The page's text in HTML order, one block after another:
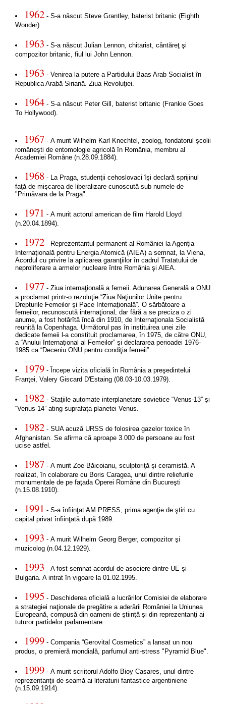
1962- S-a născut Steve Grantley, baterist britanic (Eighth
Wonder).
1963 - S-a născut Julian Lennon, chitarist, cântăreţ şi
compozitor britanic, fiul lui John Lennon.
1963 - Venirea la putere a Partidului Baas Arab Socialist în
Republica Arabă Siriană. Ziua Revoluţiei.
1964- S-a născut Peter Gill, baterist britanic (Frankie Goes
To Hollywood).
1967 - A murit Wilhelm Karl Knechtel, zoolog, fondatorul şcolii
româneşti de entomologie agricolă în România, membru al
Academiei Române (n.28.09.1884).
1968- La Praga, studenţii cehoslovaci îşi declară sprijinul
faţă de mişcarea de liberalizare cunoscută sub numele de
"Primăvara de la Praga".
1971 - A murit actorul american de film Harold Lloyd
(n.20.04.1894).
1972- Reprezentantul permanent al României la Agenţia
Internaţională pentru Energia Atomică (AIEA) a semnat, la Viena,
Acordul cu privire la aplicarea garanţiilor în cadrul Tratatului de
neproliferare a armelor nucleare între România şi AIEA.
1977 - Ziua internaţională a femeii. Adunarea Generală a ONU
a proclamat printr-o rezoluţie “Ziua Naţiunilor Unite pentru
Drepturile Femeilor şi Pace Internaţională”. O sărbătoare a
femeilor, recunoscută internaţional, dar fără a se preciza o zi
anume, a fost hotărîtă încă din 1910, de Internaţionala Socialistă
reunită la Copenhaga. Următorul pas în instituirea unei zile
dedicate femeii l-a constituit proclamarea, în 1975, de către ONU,
a “Anului Internaţional al Femeilor” şi declararea perioadei 1976-
1985 ca “Deceniu ONU pentru condiţia femeii”.
1979- Începe vizita oficială în România a preşedintelui
Franţei, Valery Giscard D'Estaing (08.03-10.03.1979).
1982- Staţiile automate interplanetare sovietice “Venus-13” şi
“Venus-14” ating suprafaţa planetei Venus.
1982- SUA acuză URSS de folosirea gazelor toxice în
Afghanistan. Se afirma că aproape 3.000 de persoane au fost
ucise astfel.
1987 - A murit Zoe Băicoianu, sculptoriţă şi ceramistă. A
realizat, în colaborare cu Boris Caragea, unul dintre reliefurile
monumentale de pe faţada Operei Române din Bucureşti
(n.15.08.1910).
1991 - S-a înfiinţat AM PRESS, prima agenţie de ştiri cu
capital privat înfiinţată după 1989.
1993 - A murit Wilhelm Georg Berger, compozitor şi
muzicolog (n.04.12.1929).
1993 - A fost semnat acordul de asociere dintre UE şi
Bulgaria. A intrat în vigoare la 01.02.1995.
1995 - Deschiderea oficială a lucrărilor Comisiei de elaborare
a strategiei naţionale de pregătire a aderării României la Uniunea
Europeană, compusă din oameni de ştiinţă şi din reprezentanţi ai
tuturor partidelor parlamentare.
1999- Compania “Gerovital Cosmetics” a lansat un nou
produs, o premieră mondială, parfumul anti-stress "Pyramid Blue".
1999- A murit scriitorul Adolfo Bioy Casares, unul dintre
reprezentanţii de seamă ai literaturii fantastice argentiniene
(n.15.09.1914).